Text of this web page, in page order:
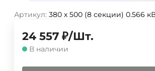
Артикул: 380 х 500 (8 секции) 0.566
24 557 ₽/Шт.
В наличии